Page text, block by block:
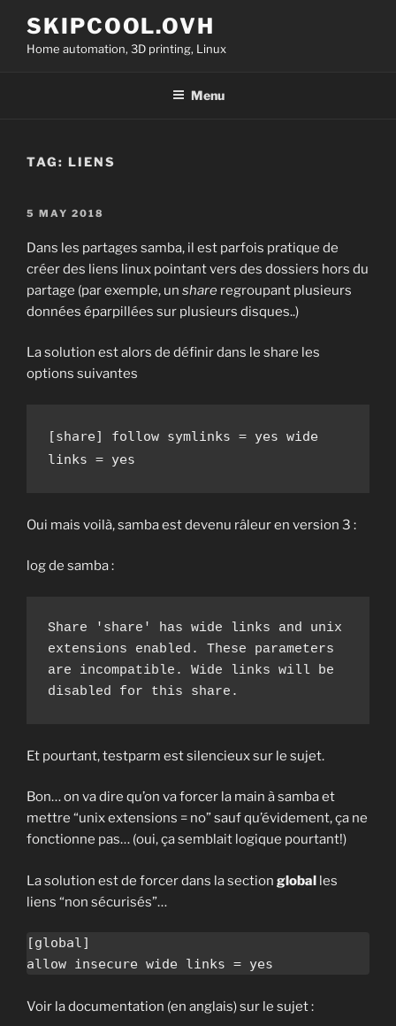
content
SKIPCOOL.OVH
Home automation, 3D printing, Linux
Menu
TAG: LIENS
POSTED
5 MAY 2018
Dans les partages samba, il est parfois pratique de
créer des liens linux pointant vers des dossiers hors du
partage (par exemple, un share regroupant plusieurs
données éparpillées sur plusieurs disques..)
La solution est alors de définir dans le share les
options suivantes
[share] follow symlinks = yes wide
links = yes
Oui mais voilà, samba est devenu râleur en version 3 :
log de samba :
Share 'share' has wide links and unix
extensions enabled. These parameters
are incompatible. Wide links will be
disabled for this share.
Et pourtant, testparm est silencieux sur le sujet.
Bon… on va dire qu’on va forcer la main à samba et
mettre “unix extensions = no” sauf qu’évidement, ça ne
fonctionne pas… (oui, ça semblait logique pourtant!)
La solution est de forcer dans la section global les
liens “non sécurisés”…
[global]
Voir la documentation (en anglais) sur le sujet :